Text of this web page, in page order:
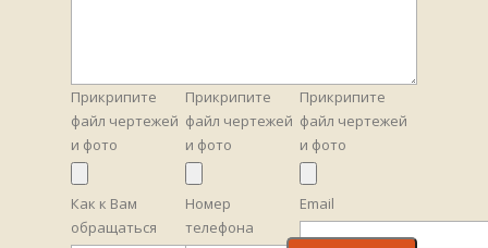
Прикрипите
файл чертежей
и фото
Как к Вам
обращаться
Прикрипите
файл чертежей
и фото
Номер
телефона
Прикрипите
файл чертежей
и фото
Email